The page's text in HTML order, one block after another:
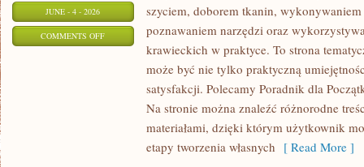
JUNE - 4 - 2026
COMMENTS OFFON
PRZERÓBKI
szyciem, doborem tkanin,
poznawaniem narzędzi oraz
krawieckich w praktyce. To strona
może być nie tylko praktyczną
satysfakcji. Polecamy Poradnik dla
Na stronie można znaleźć różnorodne
materiałami, dzięki którym użytkownik
etapy tworzenia własnych [ Read More ]